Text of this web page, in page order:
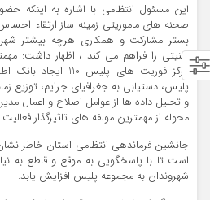
این مسئول انتظامی با اشاره به اینکه
صحنه هاي ماموريتي زمينه ساز ارتقاء
بستر مشاركت و همكاري هرچه بيشتر
امنيتي را فراهم مي كند ، اظهار داشت:
مرکز فوريت هاي
پليس، دستيابي به جغرافياي جرایم، توزيع
و تحليل داده ها از عوامل اصلاح و اعمال
محوله از مهمترين مولفه هاي تاثيرگذار
است تا با پاسخگويي به موقع و قاطع به
شهروندان به مجموعه پليس افزايش یابد.